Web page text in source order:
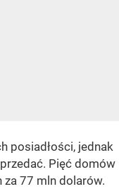
posiadłości, jednak
Pięć domów
za 77 mln dolarów.